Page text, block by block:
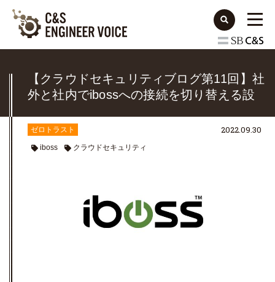
【クラウドセキュリティブログ第11回】社
外と社内でibossへの接続を切り替える設
ゼロトラスト
iboss クラウドセキュリティ
2022.09.30